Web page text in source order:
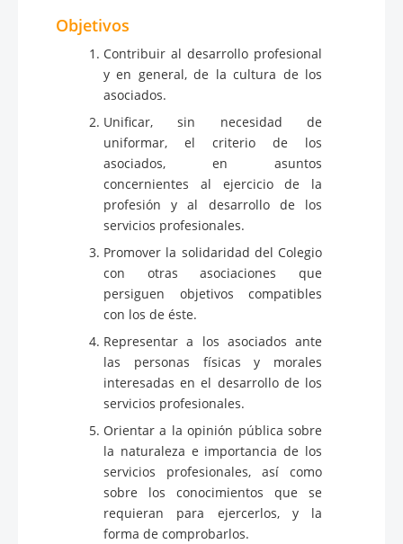
Objetivos
Contribuir al desarrollo profesional
y en general, de la cultura de los
asociados.
Unificar, sin necesidad de
uniformar, el criterio de los
asociados, en asuntos
concernientes al ejercicio de la
profesión y al desarrollo de los
servicios profesionales.
Promover la solidaridad del Colegio
con otras asociaciones que
persiguen objetivos compatibles
con los de éste.
Representar a los asociados ante
las personas físicas y morales
interesadas en el desarrollo de los
servicios profesionales.
Orientar a la opinión pública sobre
la naturaleza e importancia de los
servicios profesionales, así como
sobre los conocimientos que se
requieran para ejercerlos, y la
forma de comprobarlos.